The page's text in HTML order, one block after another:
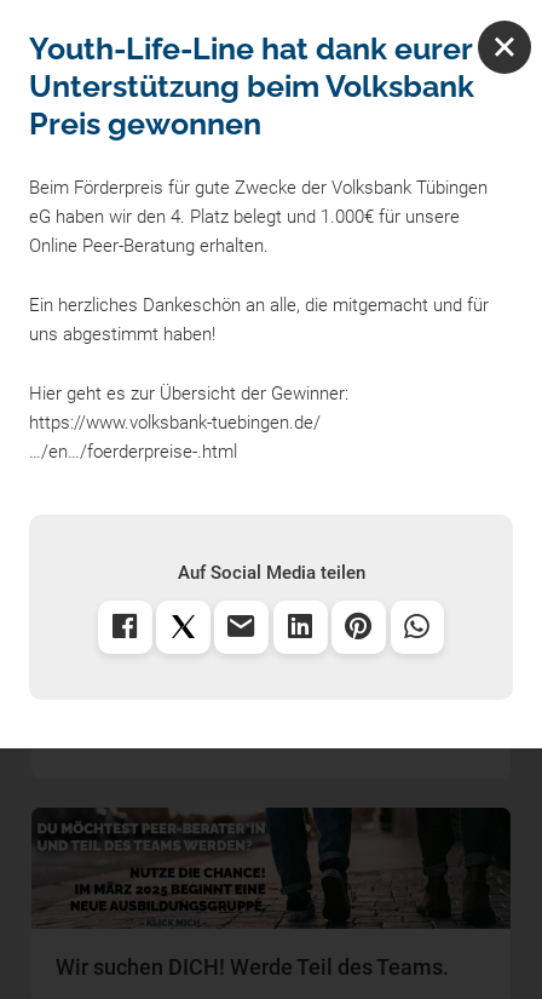
Aktuelles
Wir suchen DICH! Werde Teil des Teams.
Youth-Life-Line hat dank eurer
Unterstützung beim Volksbank
Preis gewonnen
Beim Förderpreis für gute Zwecke der Volksbank Tübingen
eG haben wir den 4. Platz belegt und 1.000€ für unsere
Online Peer-Beratung erhalten.
Ein herzliches Dankeschön an alle, die mitgemacht und für
uns abgestimmt haben!
Hier geht es zur Übersicht der Gewinner:
https://www.volksbank-tuebingen.de/
…/en…/foerderpreise-.html
Auf Social Media teilen